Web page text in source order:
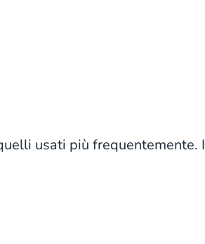
usati più frequentemente. I